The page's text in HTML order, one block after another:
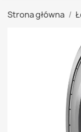
Strona główna